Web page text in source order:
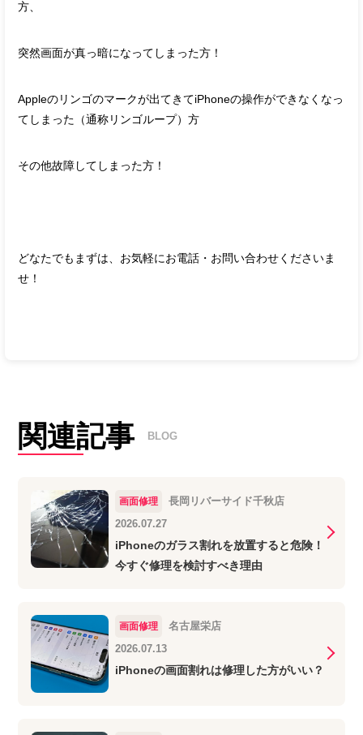
方、
突然画面が真っ暗になってしまった方！
Appleのリンゴのマークが出てきてiPhoneの操作ができなくなっ
てしまった（通称リンゴループ）方
その他故障してしまった方！
どなたでもまずは、お気軽にお電話・お問い合わせくださいま
せ！
関連記事 BLOG
画面修理
長岡リバーサイド千秋店
2026.07.27
iPhoneのガラス割れを放置すると危険！
今すぐ修理を検討すべき理由
画面修理
名古屋栄店
2026.07.13
iPhoneの画面割れは修理した方がいい？